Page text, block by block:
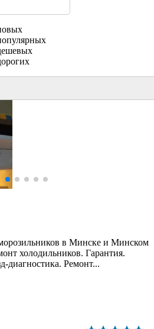
в Минске и Минском
холодильников. Гарантия.
диагностика. Ремонт...